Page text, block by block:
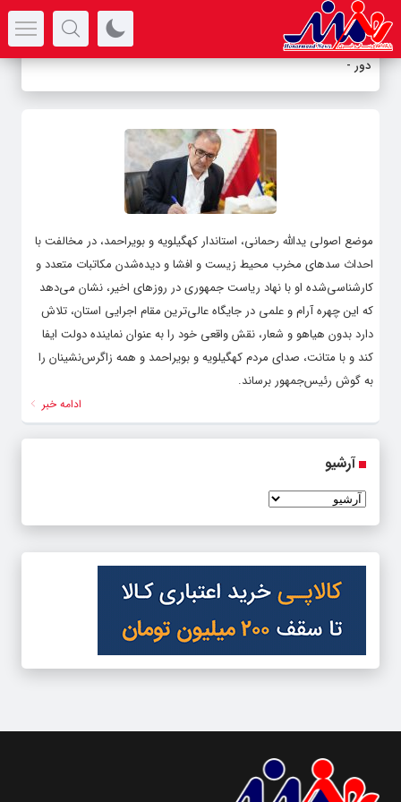
دور جد-
موضع اصولی یدالله رحمانی، استاندار کهگیلویه و بویراحمد، در مخالفت با
احداث سدهای مخرب محیط زیست و افشا و دیده‌شدن مکاتبات متعدد و
کارشناسی‌شده او با نهاد ریاست جمهوری در روزهای اخیر، نشان می‌دهد
که این چهره آرام و علمی در جایگاه عالی‌ترین مقام اجرایی استان، تلاش
دارد بدون هیاهو و شعار، نقش واقعی خود را به عنوان نماینده دولت ایفا
کند و با متانت، صدای مردم کهگیلویه و بویراحمد و همه زاگرس‌نشینان را
به گوش رئیس‌جمهور برساند.
ادامه خبر
آرشیو